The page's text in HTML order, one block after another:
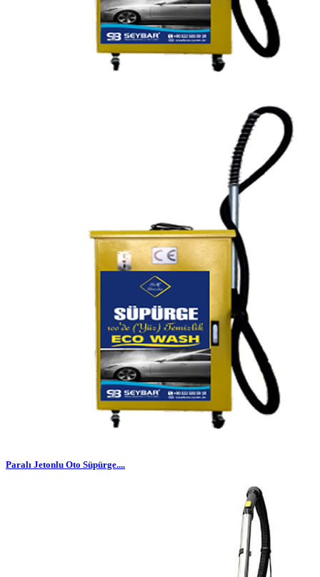
Paralı Jetonlu Oto Süpürge....